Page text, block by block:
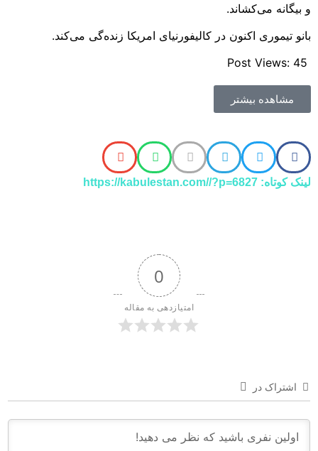
و بیگانه می‌کشاند.
بانو تیموری اکنون در کالیفورنیای امریکا زنده‌گی می‌کند.
Post Views: 45
مشاهده بیشتر
لینک کوتاه: https://kabulestan.com//?p=6827
0
امتیازدهی به مقاله
اشتراک در